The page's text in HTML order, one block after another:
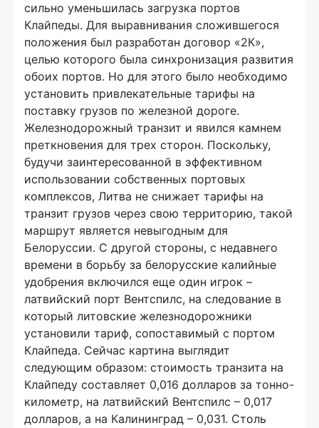
сильно уменьшилась загрузка портов
Клайпеды. Для выравнивания сложившегося
положения был разработан договор «2К»,
целью которого была синхронизация развития
обоих портов. Но для этого было необходимо
установить привлекательные тарифы на
поставку грузов по железной дороге.
Железнодорожный транзит и явился камнем
преткновения для трех сторон. Поскольку,
будучи заинтересованной в эффективном
использовании собственных портовых
комплексов, Литва не снижает тарифы на
транзит грузов через свою территорию, такой
маршрут является невыгодным для
Белоруссии. С другой стороны, с недавнего
времени в борьбу за белорусские калийные
удобрения включился еще один игрок –
латвийский порт Вентспилс, на следование в
который литовские железнодорожники
установили тариф, сопоставимый с портом
Клайпеда. Сейчас картина выглядит
следующим образом: стоимость транзита на
Клайпеду составляет 0,016 долларов за тонно-
километр, на латвийский Вентспилс – 0,017
долларов, а на Калининград – 0,031. Столь